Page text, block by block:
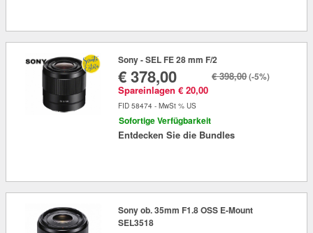
Sony - SEL FE 28 mm F/2
€ 378,00
Spareinlagen € 20,00
€ 398,00(-5%)
FID 58474 - MwSt % US
Sofortige Verfügbarkeit
Entdecken Sie die Bundles
Sony ob. 35mm F1.8 OSS E-Mount
SEL3518